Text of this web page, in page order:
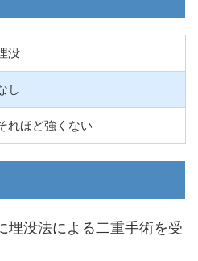
没
し
れほど強くない
埋没法による二重手術を受